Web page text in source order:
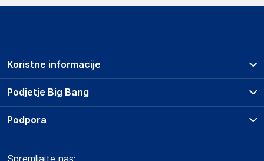
Podatki o proizvajalcu
Inpex Opcion, Sl
Spain
Gospodarski subjekt s sedežem v EU, ki zagotavlja skladnost
Podjetje Big Bang
O podjetju
Koristne informacije
Prodajna mesta
Storitve
Dostava, vnos in odvoz
Podpora
Marketplace